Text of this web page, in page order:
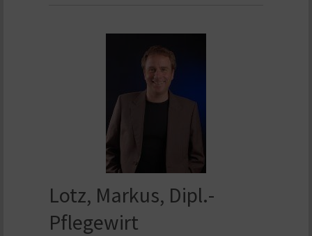
Lotz, Markus, Dipl.-
Pflegewirt